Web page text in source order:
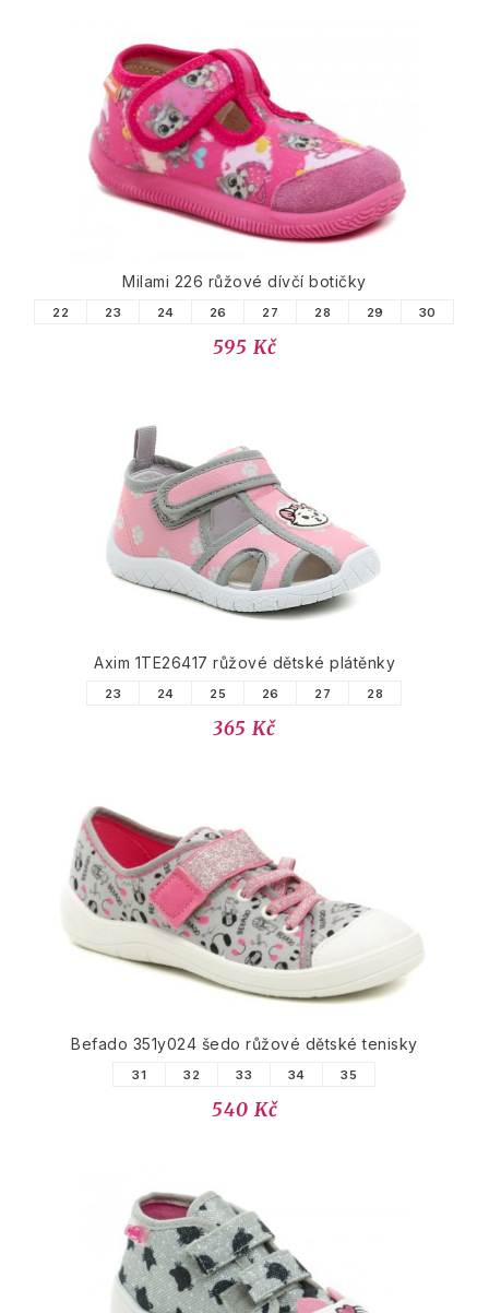
Milami 226 růžové dívčí botičky
22 23 24 26 27 28 29 30
595 Kč
Axim 1TE26417 růžové dětské plátěnky
23 24 25 26 27 28
365 Kč
Befado 351y024 šedo růžové dětské tenisky
31 32 33 34 35
540 Kč